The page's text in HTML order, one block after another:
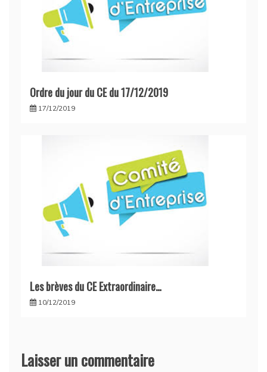
Ordre du jour du CE du 17/12/2019
17/12/2019
Les brèves du CE Extraordinaire…
10/12/2019
Laisser un commentaire